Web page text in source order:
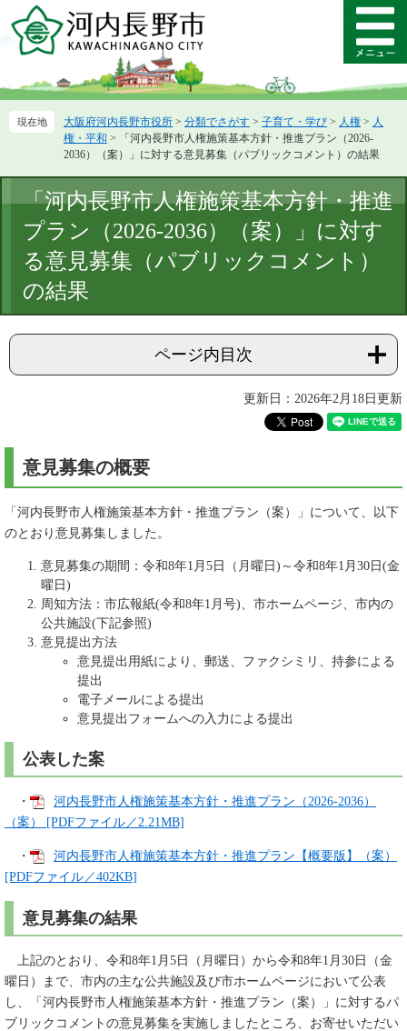
ー
先
ニ
を
本
文
メ
ニ
ー
大阪府河内長野市役所 > 分類でさがす > 子育て・学び > 人権 > 人
権・平和 >
「河内長野市人権施策基本方針・推進プラン（2026-
2036）（案）」に対する意見募集（パブリックコメント）の結果
文
「河内長野市人権施策基本方針・推進
プラン（2026-2036）（案）」に対す
る意見募集（パブリックコメント）
の結果
ページ内目次
更新日：2026年2月18日更新
意見募集の概要
「河内長野市人権施策基本方針・推進プラン（案）」について、以下
のとおり意見募集しました。
意見募集の期間：令和8年1月5日（月曜日)～令和8年1月30日(金
曜日)
周知方法：市広報紙(令和8年1月号)、市ホームページ、市内の
公共施設(下記参照)
意見提出方法
意見提出用紙により、郵送、ファクシミリ、持参による
提出
電子メールによる提出
意見提出フォームへの入力による提出
公表した案
・
河内長野市人権施策基本方針・推進プラン（2026-2036）
（案） [PDFファイル／2.21MB]
・
河内長野市人権施策基本方針・推進プラン【概要版】（案）
[PDFファイル／402KB]
意見募集の結果
上記のとおり、令和8年1月5日（月曜日）から令和8年1月30日（金
曜日）まで、市内の主な公共施設及び市ホームページにおいて公表
し、「河内長野市人権施策基本方針・推進プラン（案）」に対するパ
ブリックコメントの意見募集を実施しましたところ、お寄せいただい